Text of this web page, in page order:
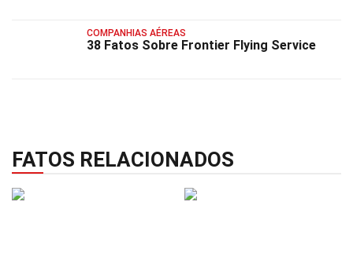
COMPANHIAS AÉREAS
38 Fatos Sobre Frontier Flying Service
FATOS RELACIONADOS